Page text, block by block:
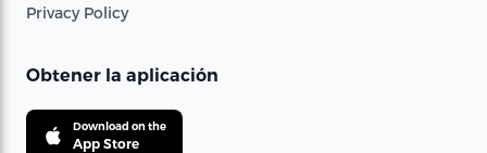
Privacy Policy
Obtener la aplicación
Download on the
App Store